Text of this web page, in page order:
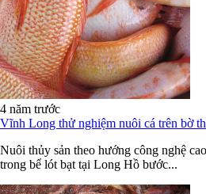
4 năm trước
Vĩnh Long thử nghiệm nuôi cá trên bờ
Nuôi thủy sản theo hướng công nghệ
trong bể lót bạt tại Long Hồ bước...